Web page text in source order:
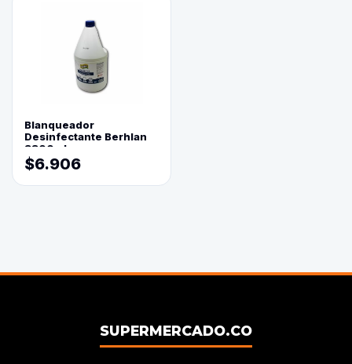
Blanqueador
Desinfectante Berhlan
3800ml
$6.906
SUPERMERCADO.CO